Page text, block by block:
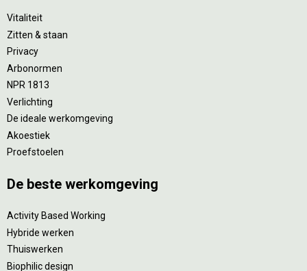
Vitaliteit
Zitten & staan
Privacy
Arbonormen
NPR 1813
Verlichting
De ideale werkomgeving
Akoestiek
Proefstoelen
De beste werkomgeving
Activity Based Working
Hybride werken
Thuiswerken
Biophilic design